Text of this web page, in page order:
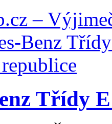
Třídy